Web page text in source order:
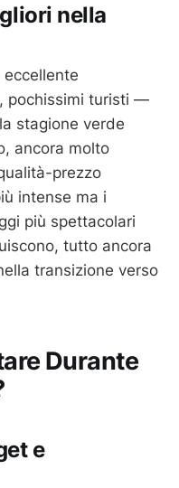
nella
eccellente
pochissimi turisti —
stagione verde
ancora molto
prezzo
intense ma i
più spettacolari
tutto ancora
transizione verso
Durante
e